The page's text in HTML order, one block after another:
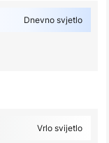
Dnevno svjetlo
Vrlo svijetlo